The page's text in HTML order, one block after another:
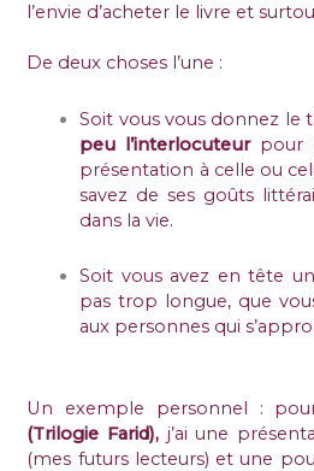
l’envie d’acheter le livre et
De deux choses l’une :
Soit vous vous donnez le
peu l’interlocuteurpour
présentation à celle ou
savez de ses goûts
dans la vie.
Soit vous avez en tête
pas trop longue, que
aux personnes qui
Un exemple personnel :
(Trilogie Farid), j’ai une
(mes futurs lecteurs) et une